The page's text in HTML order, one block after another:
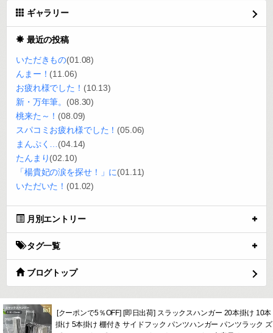
ギャラリー
最近の投稿
いただきもの(01.08)
んまー！ (11.06)
お疲れ様でした！ (10.13)
新・万年筆。 (08.30)
桃来た～！ (08.09)
スパコミお疲れ様でした！ (05.06)
まんぷく… (04.14)
たんまり(02.10)
「楊貴妃の涙を探せ！」に(01.11)
いただいた！ (01.02)
月別エントリー
タグ一覧
ブログトップ
[クーポンで5％OFF] [即日出荷] スラックスハンガー 20本掛け 10本
掛け 5本掛け 棚付き サイドフック パンツハンガー パンツラック ズ